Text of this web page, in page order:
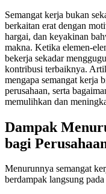
Semangat kerja bukan
berkaitan erat dengan
hargai, dan keyakinan
makna. Ketika elemen-
bekerja sekadar
kontribusi terbaiknya.
mengapa semangat kerja
perusahaan, serta
memulihkan dan
Dampak
bagi
Menurunnya semangat
berdampak langsung